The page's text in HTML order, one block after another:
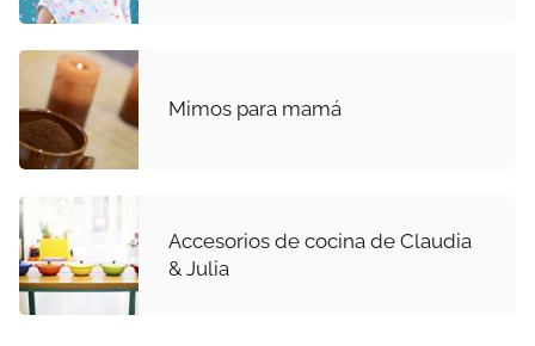
Mimos para mamá
Accesorios de cocina de Claudia
& Julia